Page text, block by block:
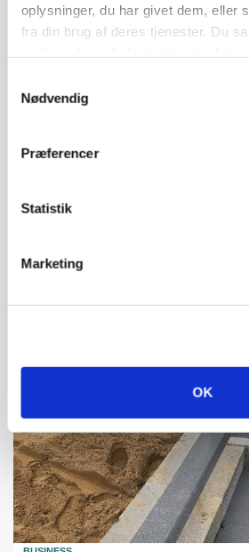
oplysninger, du har givet dem, eller
fra din brug af deres tjenester. Du
Nødvendig
Præferencer
Statistik
Marketing
OK
Russisk mælkepris dykker 23